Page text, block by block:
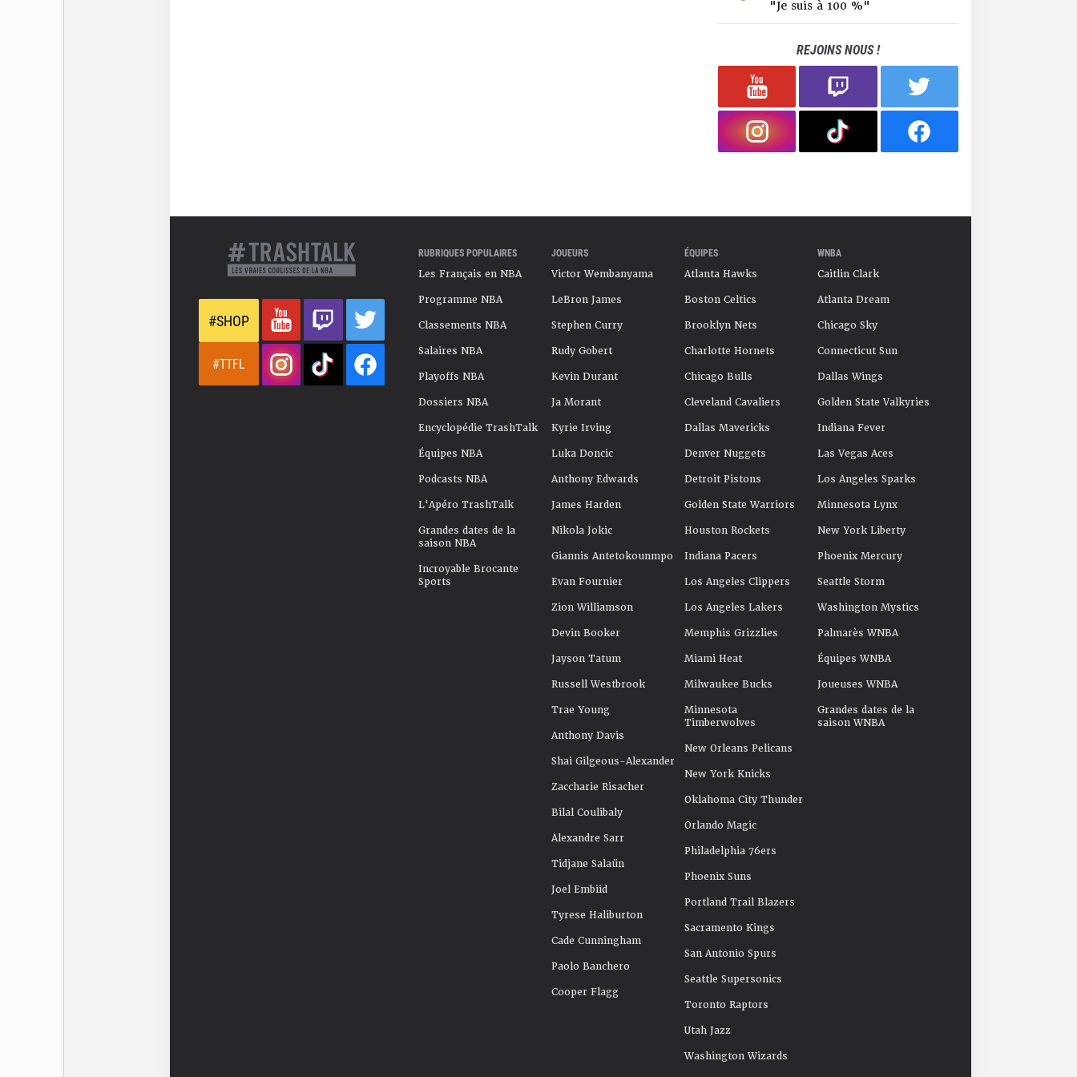
"Je suis à 100 %"
REJOINS NOUS !
#SHOP
#TTFL
RUBRIQUES POPULAIRES
Les Français en NBA
Programme NBA
Classements NBA
Salaires NBA
Playoffs NBA
Dossiers NBA
Encyclopédie TrashTalk
Équipes NBA
Podcasts NBA
L'Apéro TrashTalk
Grandes dates de la
saison NBA
Incroyable Brocante
Sports
JOUEURS
Victor Wembanyama
LeBron James
Stephen Curry
Rudy Gobert
Kevin Durant
Ja Morant
Kyrie Irving
Luka Doncic
Anthony Edwards
James Harden
Nikola Jokic
Giannis Antetokounmpo
Evan Fournier
Zion Williamson
Devin Booker
Jayson Tatum
Russell Westbrook
Trae Young
Anthony Davis
Shai Gilgeous-Alexander
Zaccharie Risacher
Bilal Coulibaly
Alexandre Sarr
Tidjane Salaün
Joel Embiid
Tyrese Haliburton
Cade Cunningham
Paolo Banchero
Cooper Flagg
ÉQUIPES
Atlanta Hawks
Boston Celtics
Brooklyn Nets
Charlotte Hornets
Chicago Bulls
Cleveland Cavaliers
Dallas Mavericks
Denver Nuggets
Detroit Pistons
Golden State Warriors
Houston Rockets
Indiana Pacers
Los Angeles Clippers
Los Angeles Lakers
Memphis Grizzlies
Miami Heat
Milwaukee Bucks
Minnesota
Timberwolves
New Orleans Pelicans
New York Knicks
Oklahoma City Thunder
Orlando Magic
Philadelphia 76ers
Phoenix Suns
Portland Trail Blazers
Sacramento Kings
San Antonio Spurs
Seattle Supersonics
Toronto Raptors
Utah Jazz
Washington Wizards
WNBA
Caitlin Clark
Atlanta Dream
Chicago Sky
Connecticut Sun
Dallas Wings
Golden State Valkyries
Indiana Fever
Las Vegas Aces
Los Angeles Sparks
Minnesota Lynx
New York Liberty
Phoenix Mercury
Seattle Storm
Washington Mystics
Palmarès WNBA
Équipes WNBA
Joueuses WNBA
Grandes dates de la
saison WNBA